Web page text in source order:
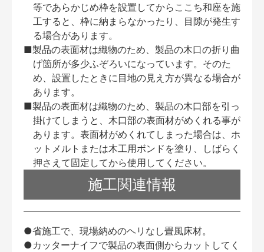
等であらかじめ枠を設置してからここち和座を施
工すると、枠に納まらなかったり、目隙が発生す
る場合があります。
■製品の表面材は織物のため、製品の木口の折り曲
げ箇所が多少ふぞろいになっています。そのた
め、設置したときに目地の見え方が異なる場合が
あります。
■製品の表面材は織物のため、製品の木口部を引っ
掛けてしまうと、木口部の表面材がめくれる事が
あります。表面材がめくれてしまった場合は、ホ
ットメルトまたは木工用ボンドを塗り、しばらく
押さえて固定してから使用してください。
施工関連情報
●省施工で、現場納めのヘリなし畳風床材。
●カッターナイフで製品の表面側からカットしてく